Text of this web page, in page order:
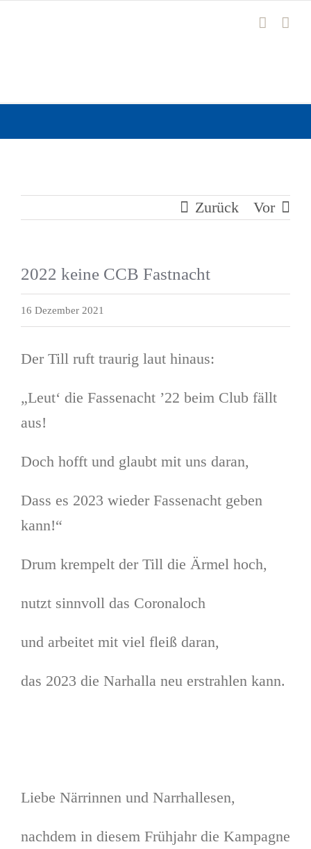
Zurück Vor
2022 keine CCB Fastnacht
16 Dezember 2021
Der Till ruft traurig laut hinaus:
„Leut‘ die Fassenacht ’22 beim Club fällt
aus!
Doch hofft und glaubt mit uns daran,
Dass es 2023 wieder Fassenacht geben
kann!“
Drum krempelt der Till die Ärmel hoch,
nutzt sinnvoll das Coronaloch
und arbeitet mit viel fleiß daran,
das 2023 die Narhalla neu erstrahlen kann.
Liebe Närrinnen und Narrhallesen,
nachdem in diesem Frühjahr die Kampagne